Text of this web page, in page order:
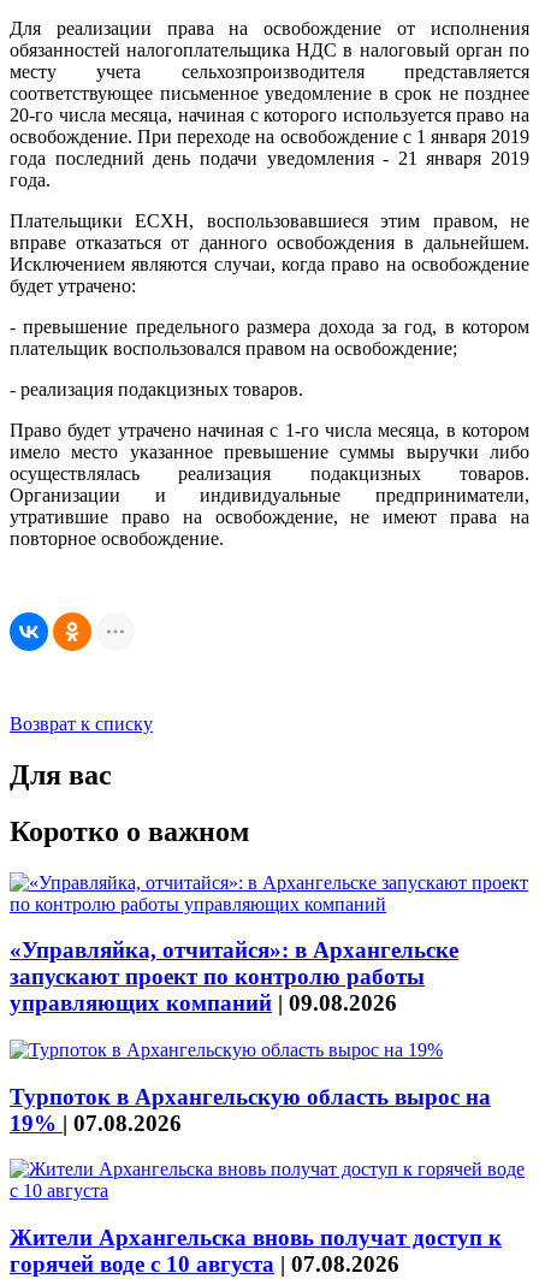
Для реализации права на освобождение от исполнения
обязанностей налогоплательщика НДС в налоговый орган по
месту учета сельхозпроизводителя представляется
соответствующее письменное уведомление в срок не позднее
20-го числа месяца, начиная с которого используется право на
освобождение. При переходе на освобождение с 1 января 2019
года последний день подачи уведомления - 21 января 2019
года.
Плательщики ЕСХН, воспользовавшиеся этим правом, не
вправе отказаться от данного освобождения в дальнейшем.
Исключением являются случаи, когда право на освобождение
будет утрачено:
- превышение предельного размера дохода за год, в котором
плательщик воспользовался правом на освобождение;
- реализация подакцизных товаров.
Право будет утрачено начиная с 1-го числа месяца, в котором
имело место указанное превышение суммы выручки либо
осуществлялась реализация подакцизных товаров.
Организации и индивидуальные предприниматели,
утратившие право на освобождение, не имеют права на
повторное освобождение.
Возврат к списку
Для вас
Коротко о важном
«Управляйка, отчитайся»: в Архангельске
запускают проект по контролю работы
управляющих компаний | 09.08.2026
Турпоток в Архангельскую область вырос на
19% | 07.08.2026
Жители Архангельска вновь получат доступ к
горячей воде с 10 августа | 07.08.2026